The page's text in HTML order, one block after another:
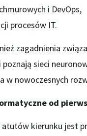
i DevOps,
procesów IT.
zagadnienia
sieci
w nowoczesnych
od
kierunku jest